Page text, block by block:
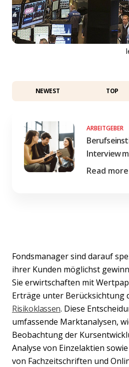
NEWEST TOP
ARBEITGEBER
Interview
Read more
Fondsmanager sind darauf
ihrer Kunden möglichst
Sie erwirtschaften mit
Erträge unter Berücksichtung
Risikoklassen. Diese
umfassende Marktanalysen,
Beobachtung der
Analyse von Einzelaktien
von Fachzeitschriften und